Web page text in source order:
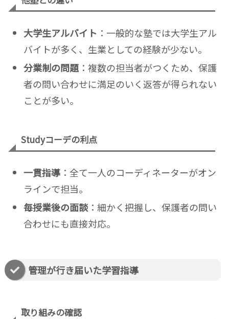
大学生アルバイト ：一般的な塾では大学生アル
バイトが多く、生業としての経験が少ない。
分業制の問題：複数の担当者がつくため、保護
者の問い合わせに満足のいく返答が得られない
ことが多い。
Studyコーデの利点
一貫指導：全て一人のコーディネーターがオン
ラインで担当。
毎授業後の面談：細かく把握し、保護者の問い
合わせにも直接対応。
管理が行き届いた学習指導
取り組みの確認